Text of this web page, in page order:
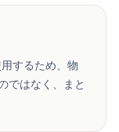
するため、物
ではなく、まと